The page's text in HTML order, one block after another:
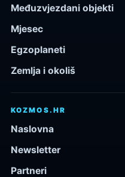
Međuzvjezdani objekti
Mjesec
Egzoplaneti
Zemlja i okoliš
KOZMOS.HR
Naslovna
Newsletter
Partneri